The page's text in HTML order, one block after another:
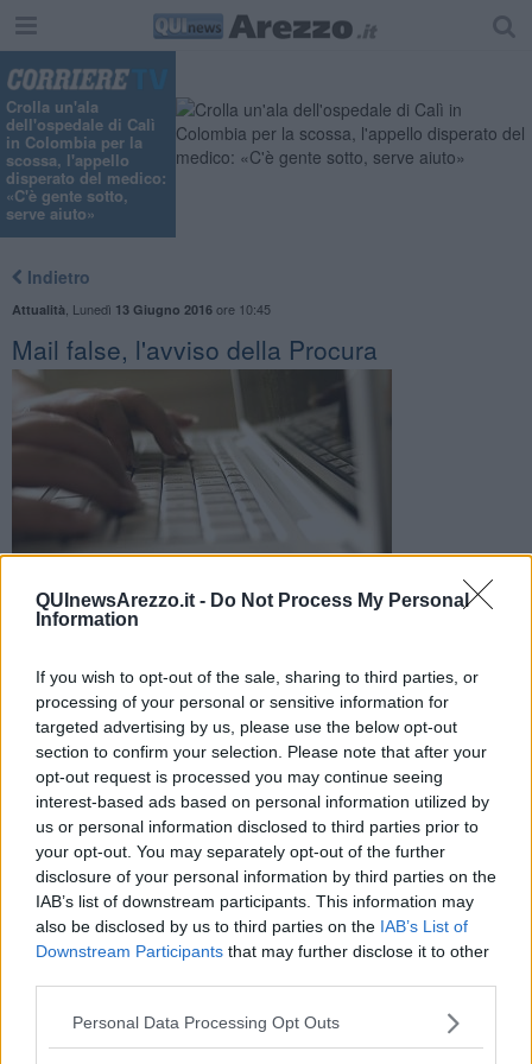
QUInewsArezzo.it - Do Not Process My Personal
Information
If you wish to opt-out of the sale, sharing to third parties, or
processing of your personal or sensitive information for
targeted advertising by us, please use the below opt-out
section to confirm your selection. Please note that after your
opt-out request is processed you may continue seeing
interest-based ads based on personal information utilized by
us or personal information disclosed to third parties prior to
your opt-out. You may separately opt-out of the further
disclosure of your personal information by third parties on the
IAB’s list of downstream participants. This information may
also be disclosed by us to third parties on the IAB’s List of
Downstream Participants that may further disclose it to other
Personal Data Processing Opt Outs
Crolla un'ala
dell'ospedale di Calì
in Colombia per la
scossa, l'appello
disperato del medico:
«C'è gente sotto,
serve aiuto»
Indietro
Attualità Lunedì 13 Giugno 2016ore 10:45
Mail false, l'avviso della Procura
soggetti privati tramite posta elettronica. Tali comunicazioni
sono false"
AREZZO —
Si stanno verificando casi di trasmissione via mail, di
inviti a comparire o di
provvedimenti giudiziari indirizzati a
privati. LaProcura della Repubblicadi Arezzo informa che "non
effettua comunicazioni a soggetti privati tramite posta elettronica e
che quindi tali comunicazioni sono da considerarsi false ed
effettuate con finalità truffaldine".